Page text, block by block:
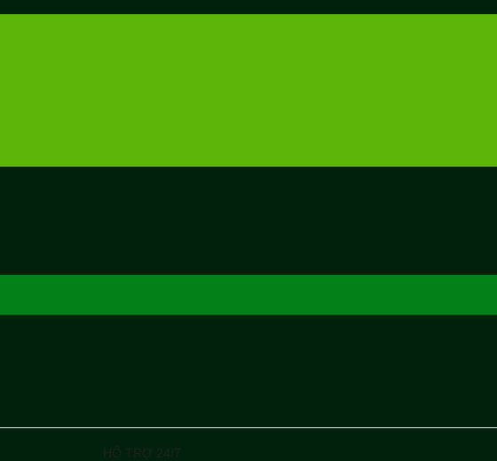
HỔ TRỢ 24/7